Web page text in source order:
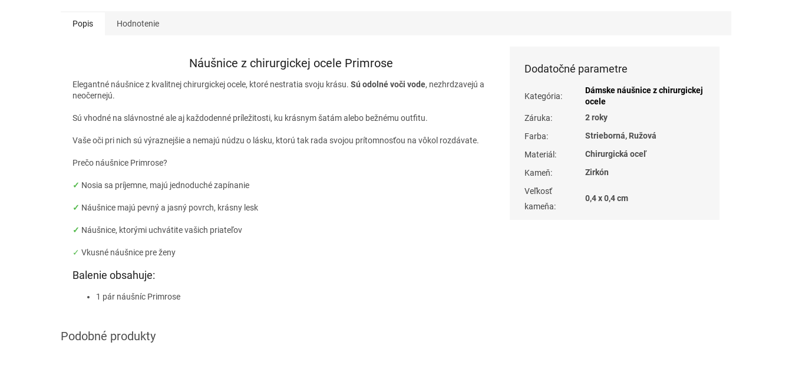
Popis Hodnotenie
Náušnice z chirurgickej ocele Primrose
Elegantné náušnice z kvalitnej chirurgickej ocele, ktoré nestratia svoju krásu. Sú odolné voči vode, nezhrdzavejú a
neočernejú.
Sú vhodné na slávnostné ale aj každodenné príležitosti, ku krásnym šatám alebo bežnému outfitu.
Vaše oči pri nich sú výraznejšie a nemajú núdzu o lásku, ktorú tak rada svojou prítomnosťou na vôkol rozdávate.
Prečo náušnice Primrose?
✓ Nosia sa príjemne, majú jednoduché zapínanie
✓ Náušnice majú pevný a jasný povrch, krásny lesk
✓ Náušnice, ktorými uchvátite vašich priateľov
✓ Vkusné náušnice pre ženy
Balenie obsahuje:
1 pár náušníc Primrose
Dodatočné parametre
Kategória:
Dámske náušnice z chirurgickej
ocele
Záruka:
2 roky
Farba:
Strieborná, Ružová
Materiál :
Chirurgická oceľ
Kameň:
Zirkón
Veľkosť
kameňa:
0,4 x 0,4 cm